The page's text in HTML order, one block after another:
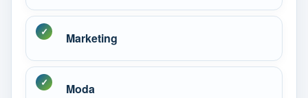
Marketing
Moda